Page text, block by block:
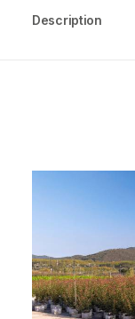
Description